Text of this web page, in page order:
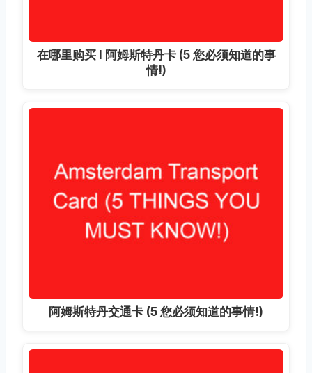
在哪里购买 I 阿姆斯特丹卡 (5 您必须知道的事
情!)
阿姆斯特丹交通卡 (5 您必须知道的事情!)